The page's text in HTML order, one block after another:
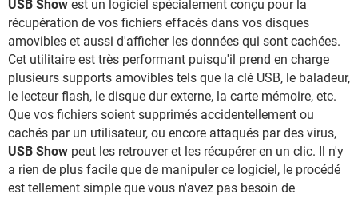
USB Show est un logiciel spécialement conçu pour la
récupération de vos fichiers effacés dans vos disques
amovibles et aussi d'afficher les données qui sont cachées.
Cet utilitaire est très performant puisqu'il prend en charge
plusieurs supports amovibles tels que la clé USB, le baladeur,
le lecteur flash, le disque dur externe, la carte mémoire, etc.
Que vos fichiers soient supprimés accidentellement ou
cachés par un utilisateur, ou encore attaqués par des virus,
USB Show peut les retrouver et les récupérer en un clic. Il n'y
a rien de plus facile que de manipuler ce logiciel, le procédé
est tellement simple que vous n'avez pas besoin de